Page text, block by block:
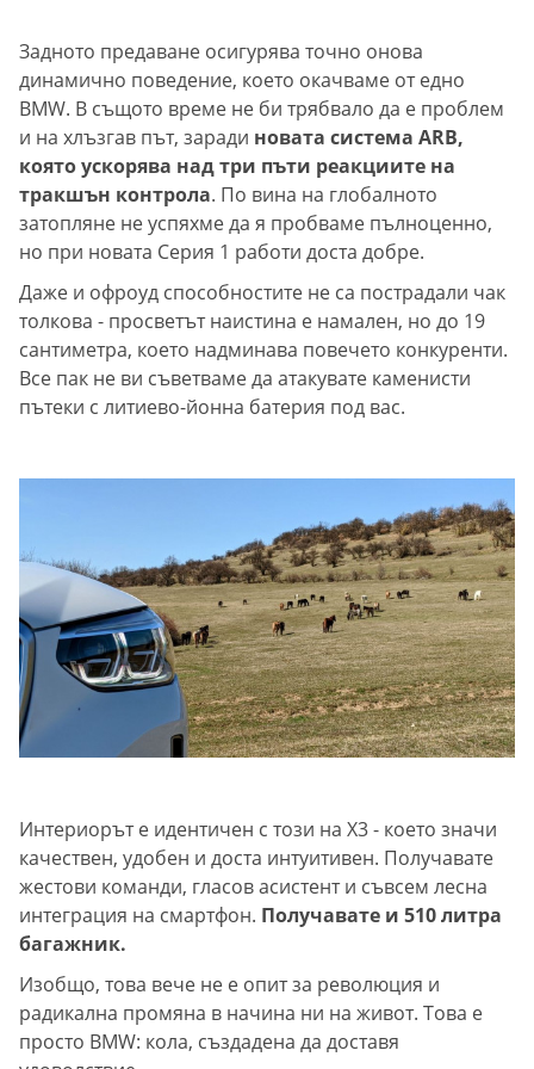
Задното предаване осигурява точно онова
динамично поведение, което окачваме от едно
BMW. В същото време не би трябвало да е проблем
и на хлъзгав път, заради новата система ARB,
която ускорява над три пъти реакциите на
тракшън контрола. По вина на глобалното
затопляне не успяхме да я пробваме пълноценно,
но при новата Серия 1 работи доста добре.
Даже и офроуд способностите не са пострадали чак
толкова - просветът наистина е намален, но до 19
сантиметра, което надминава повечето конкуренти.
Все пак не ви съветваме да атакувате каменисти
пътеки с литиево-йонна батерия под вас.
Интериорът е идентичен с този на Х3 - което значи
качествен, удобен и доста интуитивен. Получавате
жестови команди, гласов асистент и съвсем лесна
интеграция на смартфон. Получавате и 510 литра
багажник.
Изобщо, това вече не е опит за революция и
радикална промяна в начина ни на живот. Това е
просто BMW: кола, създадена да доставя